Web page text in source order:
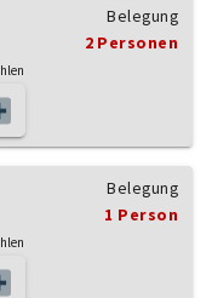
Belegung
2 Personen
Belegung
1 Person